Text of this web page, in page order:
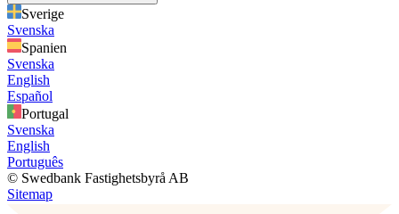
Sverige
Svenska
Spanien
Svenska
English
Español
Portugal
Svenska
English
Português
© Swedbank Fastighetsbyrå AB
Sitemap